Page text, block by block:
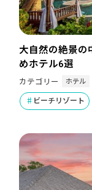
大自然の絶景の
めホテル6選
カテゴリー ホテル
ビーチリゾート